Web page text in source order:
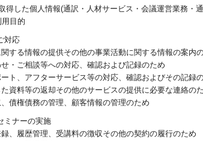
得した個人情報(通訳・人材サービス・会議運営業務
用目的
対応
関する情報の提供その他の事業活動に関する情報の案内
せ・ご相談等への対応、確認および記録のため
ート、アフターサービス等の対応、確認およびその記録
た資料等の返却その他のサービスの提供に必要な連絡の
、債権債務の管理、顧客情報の管理のため
ミナーの実施
録、履歴管理、受講料の徴収その他の契約の履行のため